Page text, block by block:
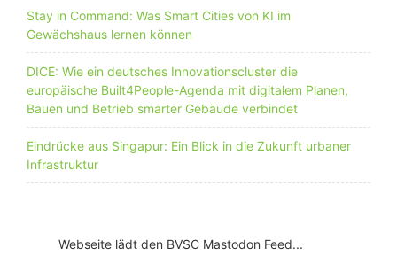
Stay in Command: Was Smart Cities von KI im
Gewächshaus lernen können
DICE: Wie ein deutsches Innovationscluster die
europäische Built4People-Agenda mit digitalem Planen,
Bauen und Betrieb smarter Gebäude verbindet
Eindrücke aus Singapur: Ein Blick in die Zukunft urbaner
Infrastruktur
Webseite lädt den BVSC Mastodon Feed...